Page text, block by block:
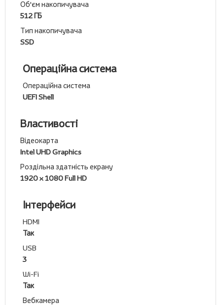
Об'єм накопичувача
512 ГБ
Тип накопичувача
SSD
Операційна система
Операційна система
UEFI Shell
Властивості
Відеокарта
Intel UHD Graphics
Роздільна здатність екрану
1920 x 1080 Full HD
Інтерфейси
HDMI
Так
USB
3
Wi-Fi
Так
Вебкамера